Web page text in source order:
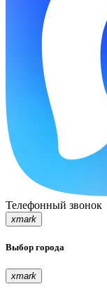
Телефонный звонок
xmark
Выбор города
xmark